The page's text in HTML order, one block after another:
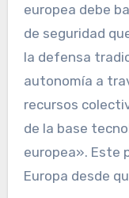
europea debe
de seguridad
la defensa
autonomía a
recursos
de la base
europea». Este
Europa desde